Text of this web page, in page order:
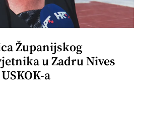
Županijskog
u Zadru Nives
a